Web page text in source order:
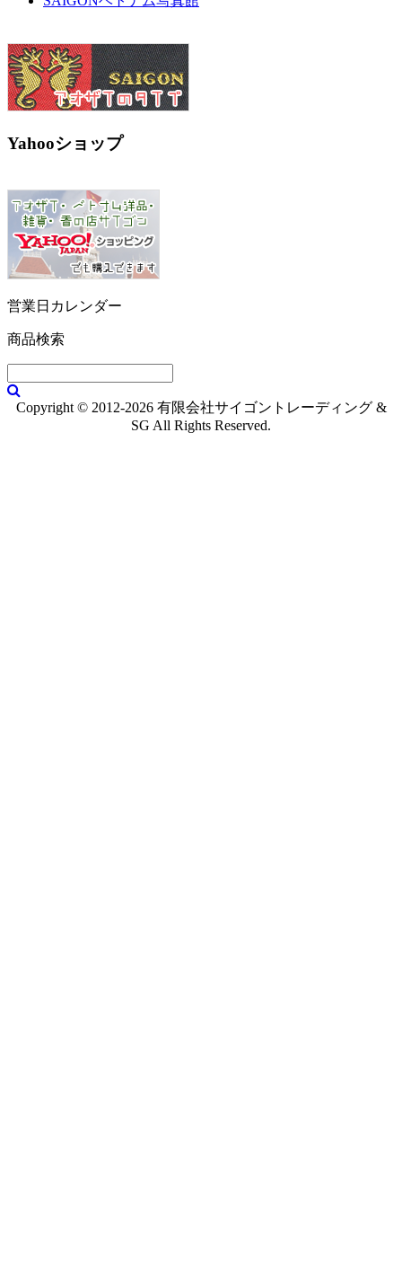
Yahooショップ
営業日カレンダー
商品検索
Copyright © 2012-2026 有限会社サイゴントレーディング &
SG All Rights Reserved.